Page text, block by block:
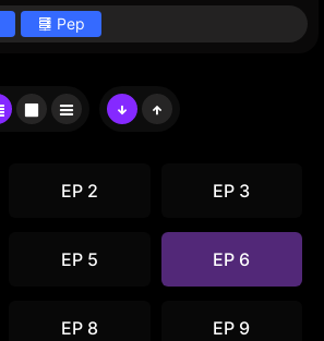
Pep
EP 2 EP 3
EP 5 EP 6
EP 8 EP 9